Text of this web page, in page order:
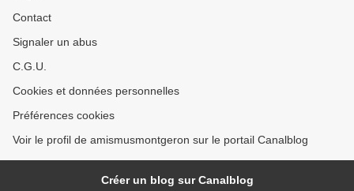
Contact
Signaler un abus
C.G.U.
Cookies et données personnelles
Préférences cookies
Voir le profil de amismusmontgeron sur le portail Canalblog
Créer un blog sur Canalblog